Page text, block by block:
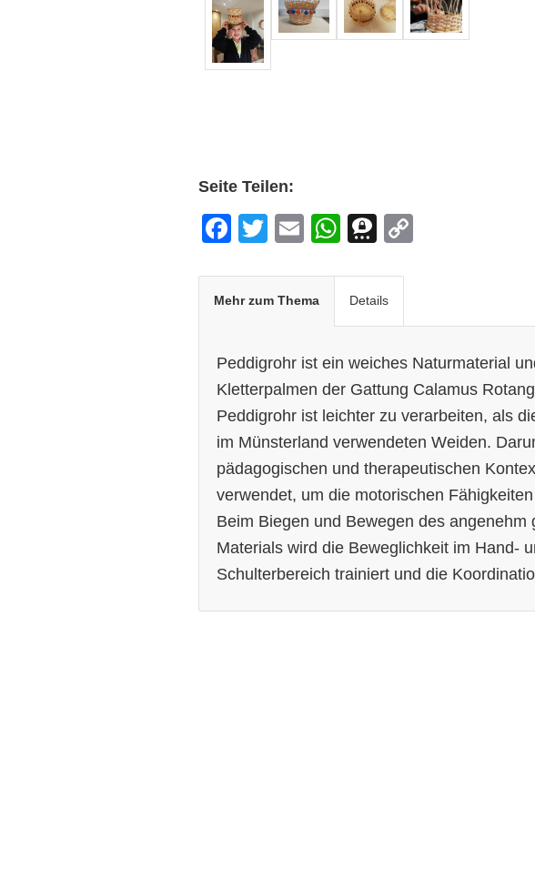
Seite Teilen:
Facebook
Twitter
EmailWhatsApp
Threema
Mehr zum Thema Details
Peddigrohr ist ein weiches Naturmaterial
Kletterpalmen der Gattung Calamus
Peddigrohr ist leichter zu verarbeiten, als
im Münsterland verwendeten Weiden.
pädagogischen und therapeutischen
verwendet, um die motorischen
Beim Biegen und Bewegen des angenehm
Materials wird die Beweglichkeit im Hand-
Schulterbereich trainiert und die